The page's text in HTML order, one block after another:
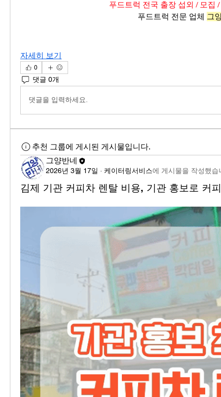
푸드트럭 전국 출장 섭외 / 모집
푸드트럭 전문 업체 그
자세히 보기
0
댓글 0개
댓글을 입력하세요.
추천 그룹에 게시된 게시물입니다.
그양반네
2026년 3월 17일 · 케이터링서비스에 게시물을 작성했습
김제 기관 커피차 렌탈 비용, 기관 홍보로 커